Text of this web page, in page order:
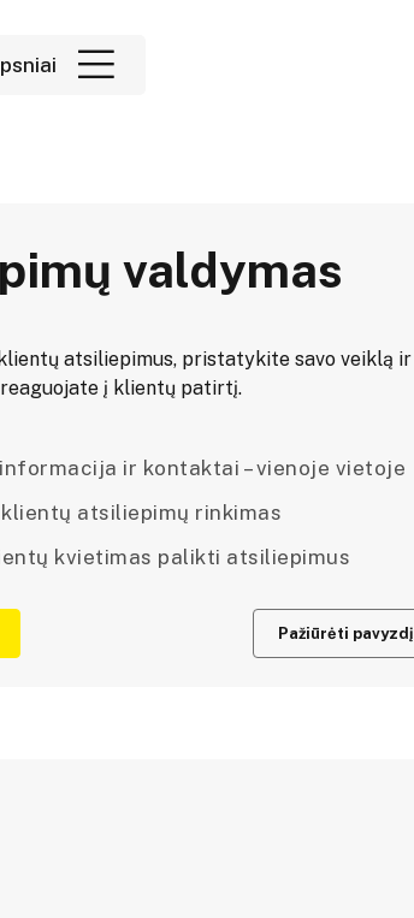
valdymas
atsiliepimus, pristatykite savo veiklą ir
į klientų patirtį.
ir kontaktai – vienoje vietoje
atsiliepimų rinkimas
kvietimas palikti atsiliepimus
Pažiūrėti pavyzdį